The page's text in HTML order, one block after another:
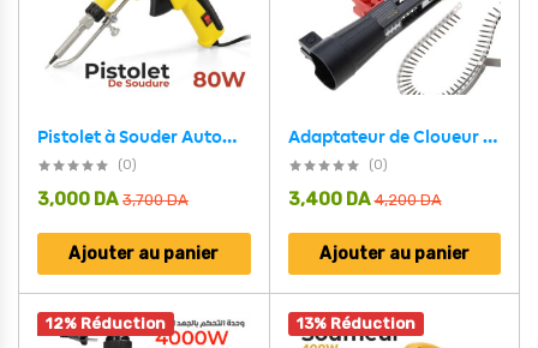
Pistolet à Souder Automatique 80 W avec Chauffage en Céramique – مسدس تلحيم
(0)
3,700DA
3,000 DA
Ajouter au panier
Adaptateur de Cloueur Automatique à Chaîne pour Visseuse – محول مسدس مسامير أوتوماتيكي بسلسلة لمفك البراغي
(0)
4,200DA
3,400 DA
Ajouter au panier
12% Réduction 13% Réduction